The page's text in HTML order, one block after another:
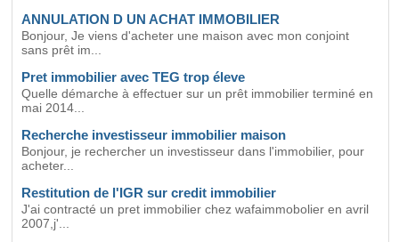
ANNULATION D UN ACHAT IMMOBILIER
Bonjour, Je viens d'acheter une maison avec mon conjoint
sans prêt im...
Pret immobilier avec TEG trop éleve
Quelle démarche à effectuer sur un prêt immobilier terminé en
mai 2014...
Recherche investisseur immobilier maison
Bonjour, je rechercher un investisseur dans l'immobilier, pour
acheter...
Restitution de l'IGR sur credit immobilier
J'ai contracté un pret immobilier chez wafaimmobolier en avril
2007,j'...